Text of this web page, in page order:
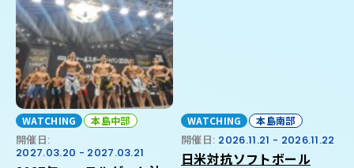
WATCHING 本島中部
開催日:
2027.03.20 - 2027.03.21
WATCHING 本島南部
開催日: 2026.11.21 - 2026.11.22
日米対抗ソフトボール